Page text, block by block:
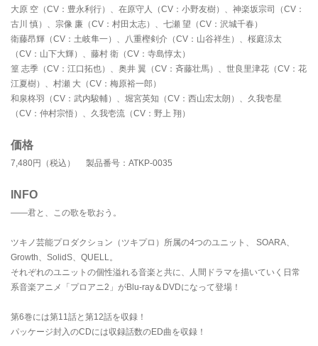
大原 空（CV：豊永利行）、在原守人（CV：小野友樹）、神楽坂宗司（CV：
古川 慎）、宗像 廉（CV：村田太志）、七瀬 望（CV：沢城千春）
衛藤昂輝（CV：土岐隼一）、八重樫剣介（CV：山谷祥生）、桜庭涼太
（CV：山下大輝）、藤村 衛（CV：寺島惇太）
篁 志季（CV：江口拓也）、奥井 翼（CV：斉藤壮馬）、世良里津花（CV：花
江夏樹）、村瀬 大（CV：梅原裕一郎）
和泉柊羽（CV：武内駿輔）、堀宮英知（CV：西山宏太朗）、久我壱星
（CV：仲村宗悟）、久我壱流（CV：野上 翔）
価格
7,480円（税込） 製品番号：ATKP-0035
INFO
――君と、この歌を歌おう。
ツキノ芸能プロダクション（ツキプロ）所属の4つのユニット、 SOARA、
Growth、SolidS、QUELL。
それぞれのユニットの個性溢れる音楽と共に、人間ドラマを描いていく日常
系音楽アニメ「プロアニ2」がBlu-ray＆DVDになって登場！
第6巻には第11話と第12話を収録！
パッケージ封入のCDには収録話数のED曲を収録！